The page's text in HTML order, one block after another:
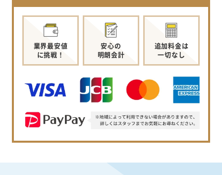
業界最安値
に挑戦！
安心の
明朗会計
追加料金は
一切なし